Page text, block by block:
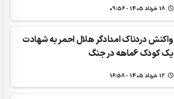
18 خرداد 1405 - 09:56
واکنش دردناک امدادگر هلال احمر به شهادت
یک کودک 6ماهه در جنگ